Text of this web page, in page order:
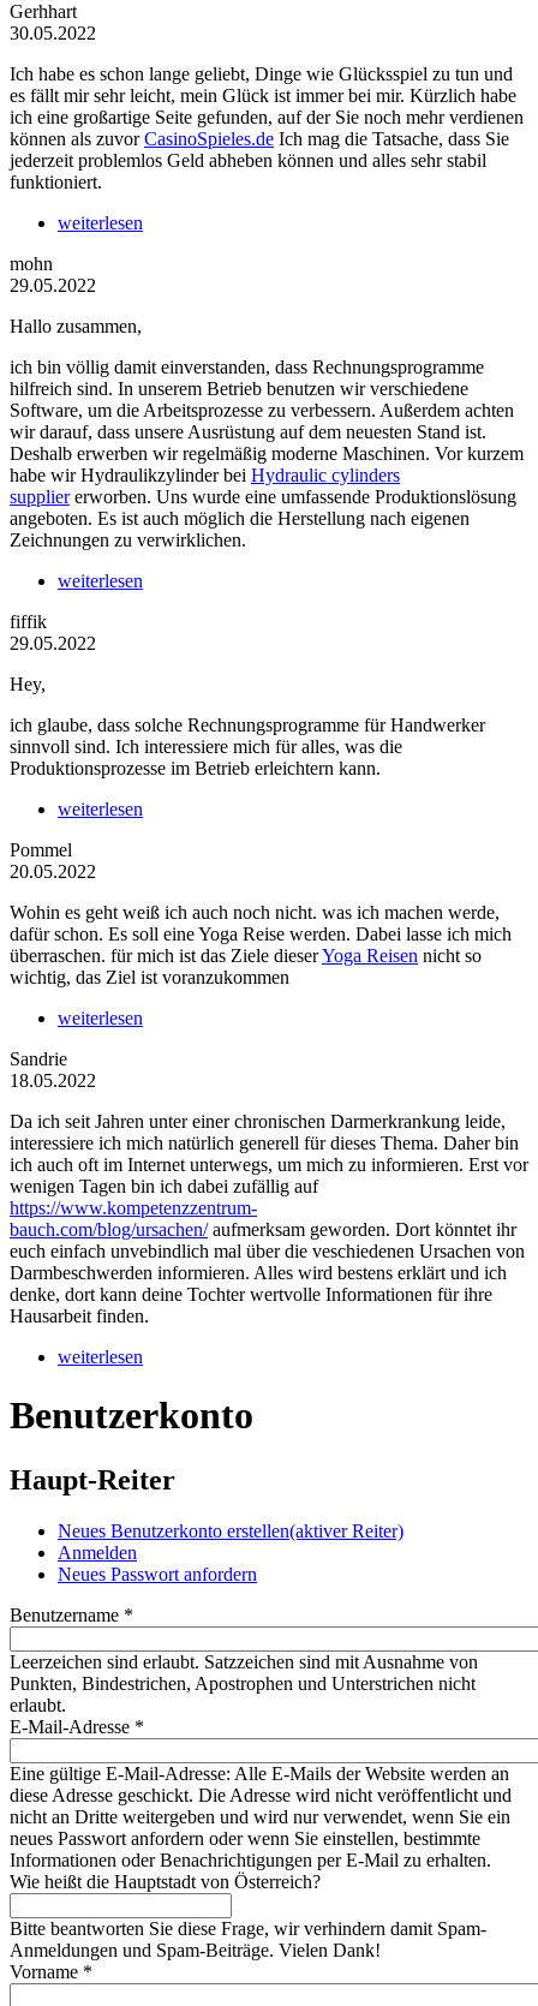
Gerhhart
30.05.2022
Ich habe es schon lange geliebt, Dinge wie Glücksspiel zu tun und
es fällt mir sehr leicht, mein Glück ist immer bei mir. Kürzlich habe
ich eine großartige Seite gefunden, auf der Sie noch mehr verdienen
können als zuvorCasinoSpieles.de Ich mag die Tatsache, dass Sie
jederzeit problemlos Geld abheben können und alles sehr stabil
funktioniert.
weiterlesen
mohn
29.05.2022
Hallo zusammen,
ich bin völlig damit einverstanden, dass Rechnungsprogramme
hilfreich sind. In unserem Betrieb benutzen wir verschiedene
Software, um die Arbeitsprozesse zu verbessern. Außerdem achten
wir darauf, dass unsere Ausrüstung auf dem neuesten Stand ist.
Deshalb erwerben wir regelmäßig moderne Maschinen. Vor kurzem
habe wir Hydraulikzylinder bei Hydraulic cylinders
suppliererworben. Uns wurde eine umfassende Produktionslösung
angeboten. Es ist auch möglich die Herstellung nach eigenen
Zeichnungen zu verwirklichen.
weiterlesen
fiffik
29.05.2022
Hey,
ich glaube, dass solche Rechnungsprogramme für Handwerker
sinnvoll sind. Ich interessiere mich für alles, was die
Produktionsprozesse im Betrieb erleichtern kann.
weiterlesen
Pommel
20.05.2022
Wohin es geht weiß ich auch noch nicht. was ich machen werde,
dafür schon. Es soll eine Yoga Reise werden. Dabei lasse ich mich
überraschen. für mich ist das Ziele dieserYoga Reisen nicht so
wichtig, das Ziel ist voranzukommen
weiterlesen
Sandrie
18.05.2022
Da ich seit Jahren unter einer chronischen Darmerkrankung leide,
interessiere ich mich natürlich generell für dieses Thema. Daher bin
ich auch oft im Internet unterwegs, um mich zu informieren. Erst vor
wenigen Tagen bin ich dabei zufällig auf
https://www.kompetenzzentrum-
bauch.com/blog/ursachen/aufmerksam geworden. Dort könntet ihr
euch einfach unvebindlich mal über die veschiedenen Ursachen von
Darmbeschwerden informieren. Alles wird bestens erklärt und ich
denke, dort kann deine Tochter wertvolle Informationen für ihre
Hausarbeit finden.
weiterlesen
Benutzerkonto
Haupt-Reiter
Neues Benutzerkonto erstellen(aktiver Reiter)
Anmelden
Neues Passwort anfordern
Benutzername *
Leerzeichen sind erlaubt. Satzzeichen sind mit Ausnahme von
Punkten, Bindestrichen, Apostrophen und Unterstrichen nicht
erlaubt.
E-Mail-Adresse *
Eine gültige E-Mail-Adresse: Alle E-Mails der Website werden an
diese Adresse geschickt. Die Adresse wird nicht veröffentlicht und
nicht an Dritte weitergeben und wird nur verwendet, wenn Sie ein
neues Passwort anfordern oder wenn Sie einstellen, bestimmte
Informationen oder Benachrichtigungen per E-Mail zu erhalten.
Wie heißt die Hauptstadt von Österreich?
Bitte beantworten Sie diese Frage, wir verhindern damit Spam-
Anmeldungen und Spam-Beiträge. Vielen Dank!
Vorname *